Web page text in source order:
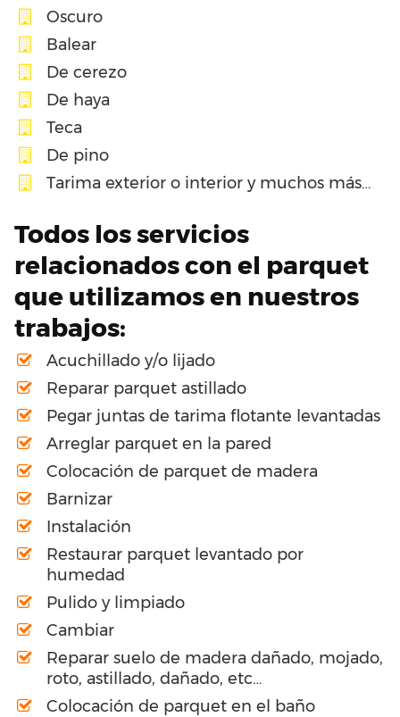
Oscuro
Balear
De cerezo
De haya
Teca
De pino
Tarima exterior o interior y muchos más…
Todos los servicios
relacionados con el parquet
que utilizamos en nuestros
trabajos:
Acuchillado y/o lijado
Reparar parquet astillado
Pegar juntas de tarima flotante levantadas
Arreglar parquet en la pared
Colocación de parquet de madera
Barnizar
Instalación
Restaurar parquet levantado por
humedad
Pulido y limpiado
Cambiar
Reparar suelo de madera dañado, mojado,
roto, astillado, dañado, etc…
Colocación de parquet en el baño